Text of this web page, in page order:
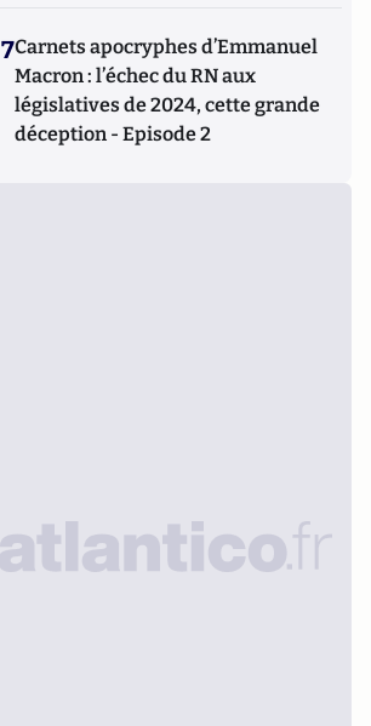
7Carnets apocryphes d’Emmanuel
Macron : l’échec du RN aux
législatives de 2024, cette grande
déception - Episode 2